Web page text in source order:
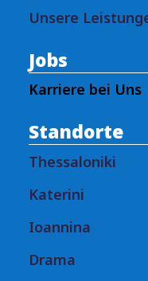
Unsere
Jobs
Karriere bei Uns
Standorte
Thessaloniki
Katerini
Ioannina
Drama